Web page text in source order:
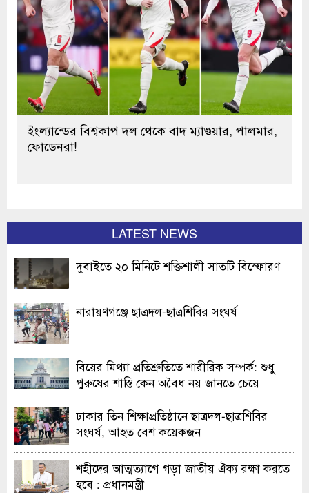
ইংল্যান্ডের বিশ্বকাপ দল থেকে বাদ ম্যাগুয়ার, পালমার,
ফোডেনরা!
LATEST NEWS
দুবাইতে ২০ মিনিটে শক্তিশালী সাতটি বিস্ফোরণ
নারায়ণগঞ্জে ছাত্রদল-ছাত্রশিবির সংঘর্ষ
বিয়ের মিথ্যা প্রতিশ্রুতিতে শারীরিক সম্পর্ক: শুধু
পুরুষের শাস্তি কেন অবৈধ নয় জানতে চেয়ে
হাইকোর্টের রুল
ঢাকার তিন শিক্ষাপ্রতিষ্ঠানে ছাত্রদল-ছাত্রশিবির
সংঘর্ষ, আহত বেশ কয়েকজন
শহীদের আত্মত্যাগে গড়া জাতীয় ঐক্য রক্ষা করতে
হবে : প্রধানমন্ত্রী